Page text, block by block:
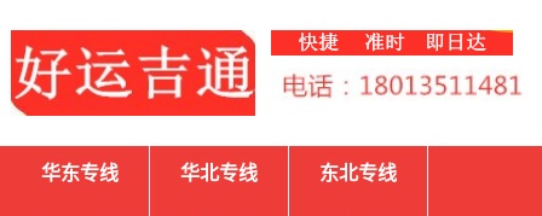
华东专线 华北专线 东北专线